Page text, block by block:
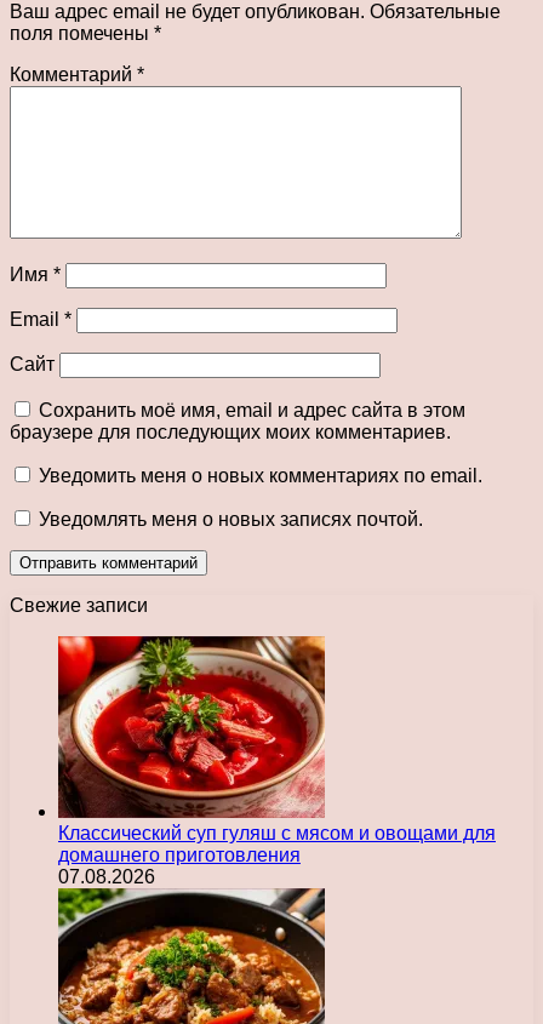
Ваш адрес email не будет опубликован. Обязательные
поля помечены *
Комментарий *
Имя *
Email *
Сайт
Сохранить моё имя, email и адрес сайта в этом
браузере для последующих моих комментариев.
Уведомить меня о новых комментариях по email.
Уведомлять меня о новых записях почтой.
Свежие записи
Классический суп гуляш с мясом и овощами для
домашнего приготовления
07.08.2026